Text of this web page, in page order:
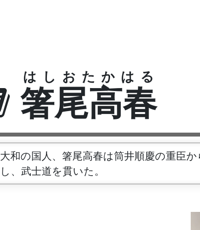
箸尾高春
はしおたかはる
大和の国人、箸尾高春は筒井順慶の重臣
し、武士道を貫いた。